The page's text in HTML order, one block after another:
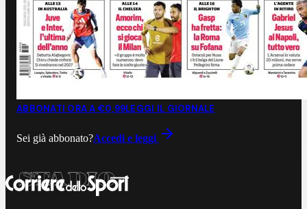
ABBONATI ORA A €0,99LEGGI IL GIORNALE
Sei già abbonato?Accedi e leggi